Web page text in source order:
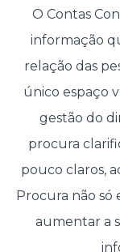
O Contas
informação
relação das
único espaço
gestão do
procura
pouco claros,
Procura não só
aumentar a